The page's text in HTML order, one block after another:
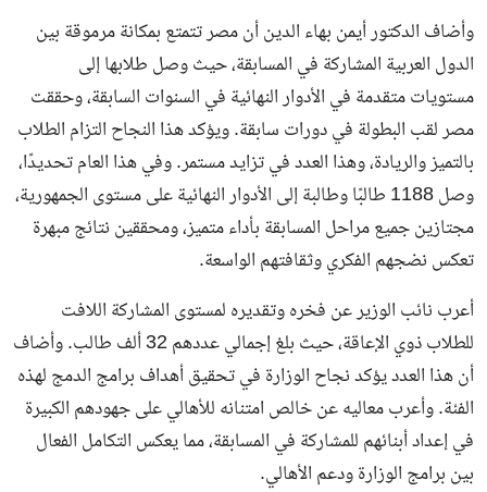
وأضاف الدكتور أيمن بهاء الدين أن مصر تتمتع بمكانة مرموقة بين
الدول العربية المشاركة في المسابقة، حيث وصل طلابها إلى
مستويات متقدمة في الأدوار النهائية في السنوات السابقة، وحققت
مصر لقب البطولة في دورات سابقة. ويؤكد هذا النجاح التزام الطلاب
بالتميز والريادة، وهذا العدد في تزايد مستمر. وفي هذا العام تحديدًا،
وصل 1188 طالبًا وطالبة إلى الأدوار النهائية على مستوى الجمهورية،
مجتازين جميع مراحل المسابقة بأداء متميز، ومحققين نتائج مبهرة
تعكس نضجهم الفكري وثقافتهم الواسعة.
أعرب نائب الوزير عن فخره وتقديره لمستوى المشاركة اللافت
للطلاب ذوي الإعاقة، حيث بلغ إجمالي عددهم 32 ألف طالب. وأضاف
أن هذا العدد يؤكد نجاح الوزارة في تحقيق أهداف برامج الدمج لهذه
الفئة. وأعرب معاليه عن خالص امتنانه للأهالي على جهودهم الكبيرة
في إعداد أبنائهم للمشاركة في المسابقة، مما يعكس التكامل الفعال
بين برامج الوزارة ودعم الأهالي.